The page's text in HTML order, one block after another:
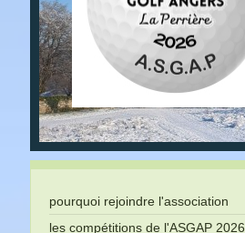
pourquoi rejoindre l'association
les compétitions de l'ASGAP 2026